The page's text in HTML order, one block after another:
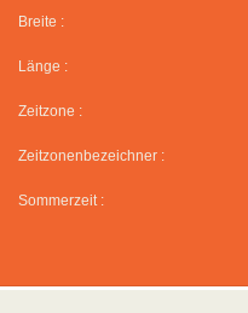
Breite :
Länge :
Zeitzone :
Zeitzonenbezeichner :
Sommerzeit :